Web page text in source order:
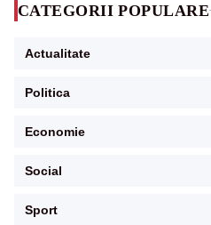
CATEGORII POPULARE
Actualitate
Politica
Economie
Social
Sport